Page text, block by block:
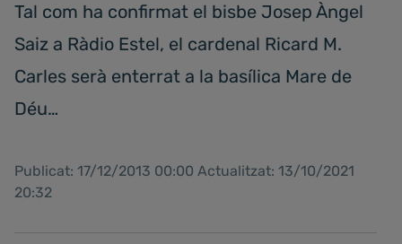
Tal com ha confirmat el bisbe Josep Àngel
Saiz a Ràdio Estel, el cardenal Ricard M.
Carles serà enterrat a la basílica Mare de
Déu…
Publicat: 17/12/2013 00:00 Actualitzat: 13/10/2021
20:32